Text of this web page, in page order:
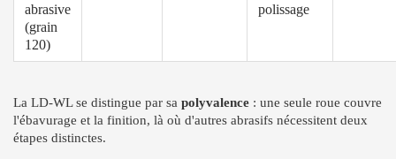
abrasive
(grain
120)
polissage
La LD-WL se distingue par sa polyvalence : une seule roue couvre
l'ébavurage et la finition, là où d'autres abrasifs nécessitent deux
étapes distinctes.